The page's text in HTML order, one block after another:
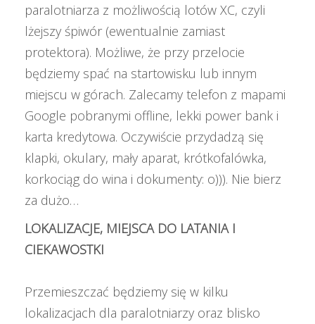
paralotniarza z możliwością lotów XC, czyli
lżejszy śpiwór (ewentualnie zamiast
protektora). Możliwe, że przy przelocie
będziemy spać na startowisku lub innym
miejscu w górach. Zalecamy telefon z mapami
Google pobranymi offline, lekki power bank i
karta kredytowa. Oczywiście przydadzą się
klapki, okulary, mały aparat, krótkofalówka,
korkociąg do wina i dokumenty: o))). Nie bierz
za dużo…
LOKALIZACJE, MIEJSCA DO LATANIA I
CIEKAWOSTKI
Przemieszczać będziemy się w kilku
lokalizacjach dla paralotniarzy oraz blisko